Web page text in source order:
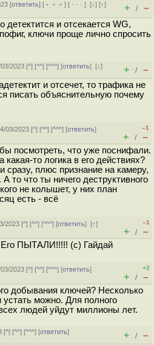
[ответить] [ ﹢﹢﹢] [ · · ·][↓] [↑]
+ / –
детектится и отсекается WG,
ключи проще лично спросить
2023 [^] [^^] [^^^] [ответить][↓]
+ / –
и отсечет, то трафика не
писать объяснительную почему
03/2023 [^] [^^] [^^^] [ответить]
–1
+ / –
посмотреть, что уже поснифали.
то логика в его действиях?
сразу, плюс признание на камеру,
то что ты ничего деструктивного
не колышет, у них план
есть - всё
2023 [^] [^^] [^^^] [ответить][↑]
–1
+ / –
Его ПЫТАЛИ!!!!! (с) Гайдай
2023 [^] [^^] [^^^] [ответить]
+2
+ / –
добывания ключей? Несколько
устать можно. Для полного
людей уйдут миллионы лет.
[^] [^^] [^^^] [ответить]
+ / –